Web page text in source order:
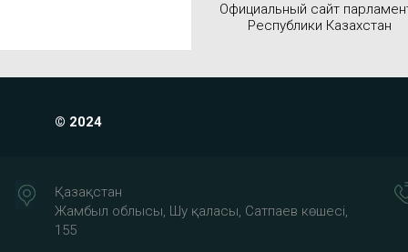
Официальный сайт
Республики Казахстан
© 2024
Қазақстан
Жамбыл облысы, Шу қаласы, Сатпаев көшесі,
155